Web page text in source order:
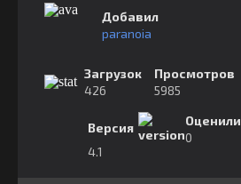
Добавил
paranoia
Загрузок
426
Просмотров
5985
Версия
4.1
Оценили
0